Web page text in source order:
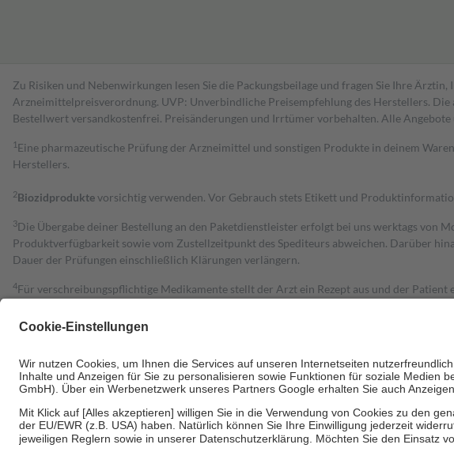
Zu Risiken und Nebenwirkungen lesen Sie die Packungsbeilage und fragen Sie Ihre
Arzneimittelpreisverordnung. UVP: Unverbindliche Preisempfehlung des Herstellers. Die
Bestell­wert versand­kosten­frei. Preisänderungen und Irrtümer vorbehalten. Alle
1 Eine pharmazeutische Prüfung der Arzneimittel und sonstigen Produkte in deinem
Herstellers.
2Biozidproduktevorsichtig verwenden. Vor Gebrauch stets Etikett und
3Die Übergabe deiner Bestellung an den Paketdienstleister erfolgt bei uns werktags von
Produktverfügbarkeit sowie vom Zustellzeitpunkt des Spediteurs abweichen. Darüber
Dauer der Prüfungen einschließlich Klärungen verlängern.
4Für verschreibungspflichtige Medikamente stellt der Arzt ein Rezept aus und der
Grundsätzlich leisten Mitglieder Zuzahlungen in Höhe von zehn Prozent des
Bei Heilmitteln und häuslicher Krankenpflege beträgt die Zuzahlung zehn Prozent der
Um das Engagement der Versicherten für ihre eigene Gesundheit zu stärken und die
• Untersuchungen zur Vorsorge und Früherkennung, die von der GKV getragen werden
• empfohlenen Schutzimpfungen